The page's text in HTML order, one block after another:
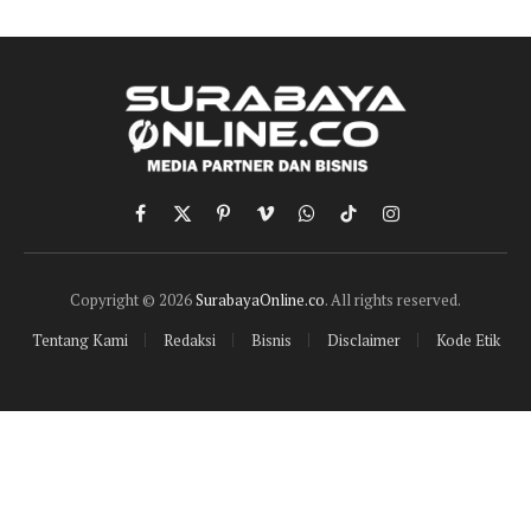
Facebook
X
(Twitter)
PinterestVimeoWhatsApp
TikTokInstagram
Copyright © 2026SurabayaOnline.co. All rights reserved.
Tentang Kami
Redaksi Bisnis Disclaimer Kode Etik